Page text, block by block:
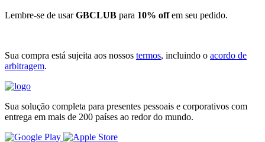
Lembre-se de usarGBCLUB para 10% offem seu pedido.
Sua compra está sujeita aos nossos termos, incluindo o acordo de
arbitragem.
Sua solução completa para presentes pessoais e corporativos com
entrega em mais de 200 países ao redor do mundo.